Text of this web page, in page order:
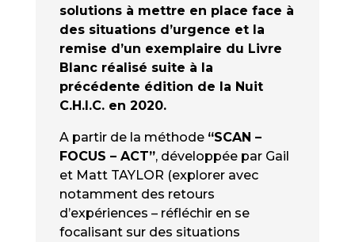
solutions à mettre en place face à
des situations d’urgence et la
remise d’un exemplaire du Livre
Blanc réalisé suite à la
précédente édition de la Nuit
C.H.I.C. en 2020.
A partir de la méthode “SCAN –
FOCUS – ACT”, développée par Gail
et Matt TAYLOR (explorer avec
notamment des retours
d’expériences – réfléchir en se
focalisant sur des situations